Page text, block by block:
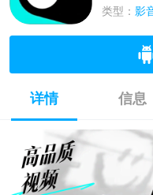
类型： 影
详情 信息